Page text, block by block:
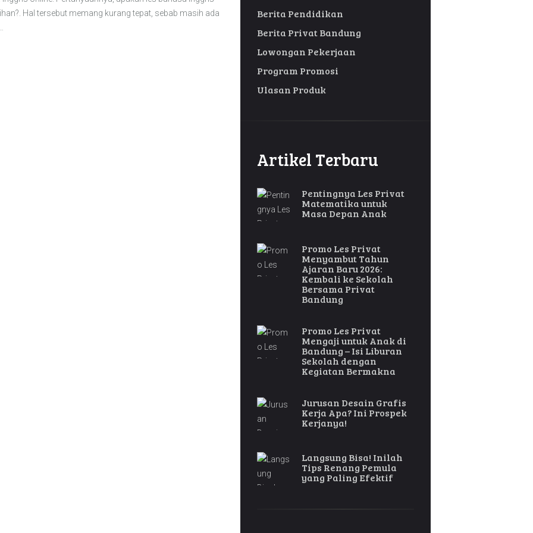
Hal tersebut memang kurang tepat, sebab masih ada
Berita Pendidikan
Berita Privat Bandung
Lowongan Pekerjaan
Program Promosi
Ulasan Produk
Artikel Terbaru
Pentingnya Les Privat
Matematika untuk
Masa Depan Anak
Promo Les Privat
Menyambut Tahun
Ajaran Baru 2026:
Kembali ke Sekolah
Bersama Privat
Bandung
Promo Les Privat
Mengaji untuk Anak di
Bandung – Isi Liburan
Sekolah dengan
Kegiatan Bermakna
Jurusan Desain Grafis
Kerja Apa? Ini Prospek
Kerjanya!
Langsung Bisa! Inilah
Tips Renang Pemula
yang Paling Efektif